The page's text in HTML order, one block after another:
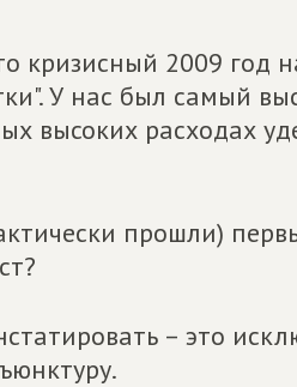
кризисный 2009 год
У нас был самый
высоких расходах
прошли)
– это